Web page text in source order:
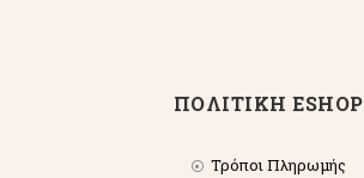
ΠΟΛΙΤΙΚΗ ESHOP
Τρόποι Πληρωμής